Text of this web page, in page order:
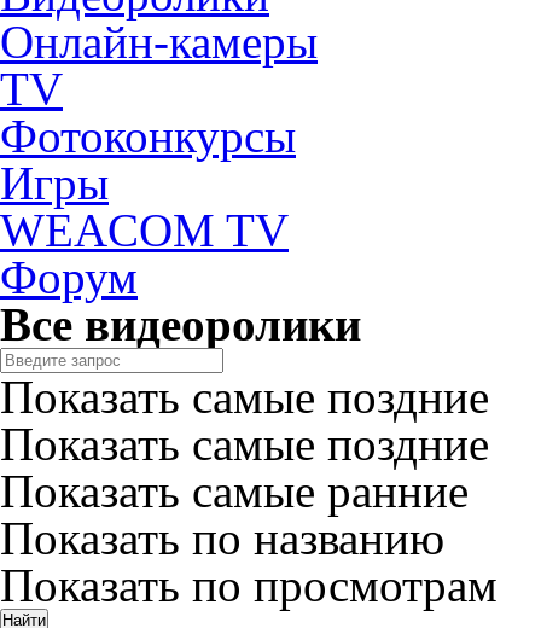
Онлайн-камеры
TV
Фотоконкурсы
Игры
WEACOM TV
Форум
Все видеоролики
Показать самые поздние
Показать самые поздние
Показать самые ранние
Показать по названию
Показать по просмотрам